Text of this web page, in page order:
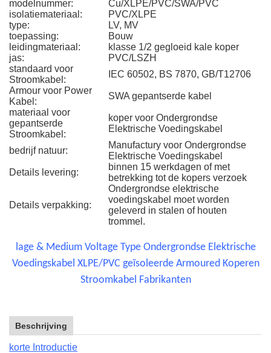
modelnummer:
Cu/XLPE/PVC/SWA/PVC
isolatiemateriaal:
PVC/XLPE
type:
LV, MV
toepassing:
Bouw
leidingmateriaal:
klasse 1/2 gegloeid kale koper
jas:
PVC/LSZH
standaard voor
Stroomkabel:
IEC 60502, BS 7870, GB/T12706
Armour voor Power
Kabel:
SWA gepantserde kabel
materiaal voor
gepantserde
Stroomkabel:
koper voor Ondergrondse
Elektrische Voedingskabel
bedrijf natuur:
Manufactury voor Ondergrondse
Elektrische Voedingskabel
Details levering:
binnen 15 werkdagen of met
betrekking tot de kopers verzoek
Details verpakking:
Ondergrondse elektrische
voedingskabel moet worden
geleverd in stalen of houten
trommel.
lage & Medium Voltage Type Ondergrondse Elektrische
Voedingskabel XLPE/PVC geïsoleerde Armoured Koperen
Stroomkabel Fabrikanten
Beschrijving
korte Introductie